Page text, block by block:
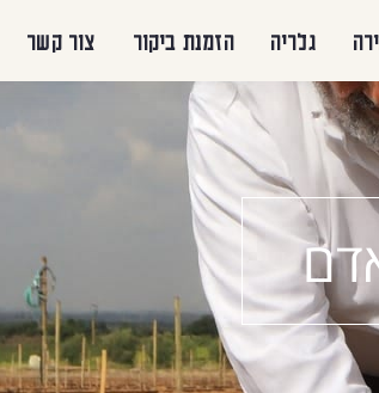
גלריה הזמנת ביקור צור קשר